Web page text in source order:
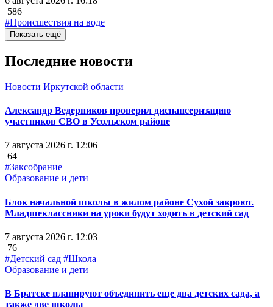
586
#Происшествия на воде
Показать ещё
Последние новости
Новости Иркутской области
Александр Ведерников проверил диспансеризацию
участников СВО в Усольском районе
7 августа 2026 г. 12:06
64
#Заксобрание
Образование и дети
Блок начальной школы в жилом районе Сухой закроют.
Младшеклассники на уроки будут ходить в детский сад
7 августа 2026 г. 12:03
76
#Детский сад #Школа
Образование и дети
В Братске планируют объединить еще два детских сада, а
также две школы